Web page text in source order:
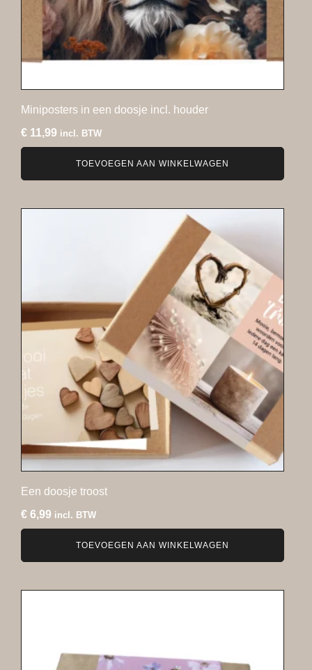
Miniposters in een doosje incl. houder
€ 11,99 incl. BTW
TOEVOEGEN AAN WINKELWAGEN
Een doosje troost
€ 6,99 incl. BTW
TOEVOEGEN AAN WINKELWAGEN